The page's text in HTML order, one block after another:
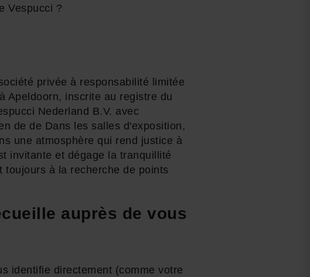
Vespucci ?
privée à responsabilité limitée
Apeldoorn, inscrite au registre du
Nederland B.V. avec
de de Dans les salles d'exposition,
une atmosphère qui rend justice à
invitante et dégage la tranquillité
à la recherche de points
auprès de vous
identifie directement (comme votre